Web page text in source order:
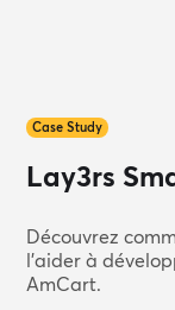
Case Study
Lay3rs
Découvrez
l'aider à
AmCart.